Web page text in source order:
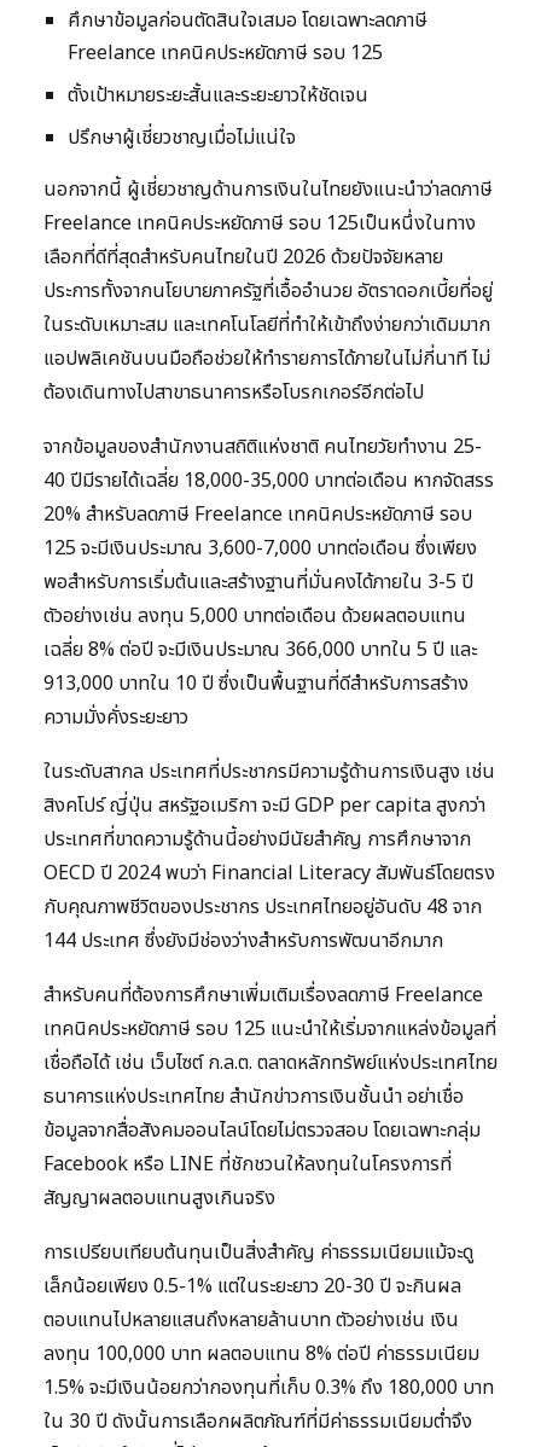
ศึกษาข้อมูลก่อนตัดสินใจเสมอ โดยเฉพาะลดภาษี
Freelance เทคนิคประหยัดภาษี รอบ 125
ตั้งเป้าหมายระยะสั้นและระยะยาวให้ชัดเจน
ปรึกษาผู้เชี่ยวชาญเมื่อไม่แน่ใจ
นอกจากนี้ ผู้เชี่ยวชาญด้านการเงินในไทยยังแนะนำว่าลดภาษี
Freelance เทคนิคประหยัดภาษี รอบ 125เป็นหนึ่งในทาง
เลือกที่ดีที่สุดสำหรับคนไทยในปี 2026 ด้วยปัจจัยหลาย
ประการทั้งจากนโยบายภาครัฐที่เอื้ออำนวย อัตราดอกเบี้ยที่อยู่
ในระดับเหมาะสม และเทคโนโลยีที่ทำให้เข้าถึงง่ายกว่าเดิมมาก
แอปพลิเคชันบนมือถือช่วยให้ทำรายการได้ภายในไม่กี่นาที ไม่
ต้องเดินทางไปสาขาธนาคารหรือโบรกเกอร์อีกต่อไป
จากข้อมูลของสำนักงานสถิติแห่งชาติ คนไทยวัยทำงาน 25-
40 ปีมีรายได้เฉลี่ย 18,000-35,000 บาทต่อเดือน หากจัดสรร
20% สำหรับลดภาษี Freelance เทคนิคประหยัดภาษี รอบ
125 จะมีเงินประมาณ 3,600-7,000 บาทต่อเดือน ซึ่งเพียง
พอสำหรับการเริ่มต้นและสร้างฐานที่มั่นคงได้ภายใน 3-5 ปี
ตัวอย่างเช่น ลงทุน 5,000 บาทต่อเดือน ด้วยผลตอบแทน
เฉลี่ย 8% ต่อปี จะมีเงินประมาณ 366,000 บาทใน 5 ปี และ
913,000 บาทใน 10 ปี ซึ่งเป็นพื้นฐานที่ดีสำหรับการสร้าง
ความมั่งคั่งระยะยาว
ในระดับสากล ประเทศที่ประชากรมีความรู้ด้านการเงินสูง เช่น
สิงคโปร์ ญี่ปุ่น สหรัฐอเมริกา จะมี GDP per capita สูงกว่า
ประเทศที่ขาดความรู้ด้านนี้อย่างมีนัยสำคัญ การศึกษาจาก
OECD ปี 2024 พบว่า Financial Literacy สัมพันธ์โดยตรง
กับคุณภาพชีวิตของประชากร ประเทศไทยอยู่อันดับ 48 จาก
144 ประเทศ ซึ่งยังมีช่องว่างสำหรับการพัฒนาอีกมาก
สำหรับคนที่ต้องการศึกษาเพิ่มเติมเรื่องลดภาษี Freelance
เทคนิคประหยัดภาษี รอบ 125 แนะนำให้เริ่มจากแหล่งข้อมูลที่
เชื่อถือได้ เช่น เว็บไซต์ ก.ล.ต. ตลาดหลักทรัพย์แห่งประเทศไทย
ธนาคารแห่งประเทศไทย สำนักข่าวการเงินชั้นนำ อย่าเชื่อ
ข้อมูลจากสื่อสังคมออนไลน์โดยไม่ตรวจสอบ โดยเฉพาะกลุ่ม
Facebook หรือ LINE ที่ชักชวนให้ลงทุนในโครงการที่
สัญญาผลตอบแทนสูงเกินจริง
การเปรียบเทียบต้นทุนเป็นสิ่งสำคัญ ค่าธรรมเนียมแม้จะดู
เล็กน้อยเพียง 0.5-1% แต่ในระยะยาว 20-30 ปี จะกินผล
ตอบแทนไปหลายแสนถึงหลายล้านบาท ตัวอย่างเช่น เงิน
ลงทุน 100,000 บาท ผลตอบแทน 8% ต่อปี ค่าธรรมเนียม
1.5% จะมีเงินน้อยกว่ากองทุนที่เก็บ 0.3% ถึง 180,000 บาท
ใน 30 ปี ดังนั้นการเลือกผลิตภัณฑ์ที่มีค่าธรรมเนียมต่ำจึง